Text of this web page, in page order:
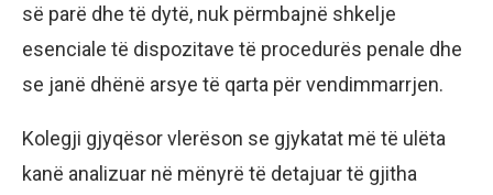
së parë dhe të dytë, nuk përmbajnë shkelje
esenciale të dispozitave të procedurës penale dhe
se janë dhënë arsye të qarta për vendimmarrjen.
Kolegji gjyqësor vlerëson se gjykatat më të ulëta
kanë analizuar në mënyrë të detajuar të gjitha